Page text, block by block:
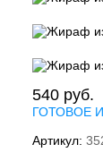
540руб.
ГОТОВОЕ
Артикул: